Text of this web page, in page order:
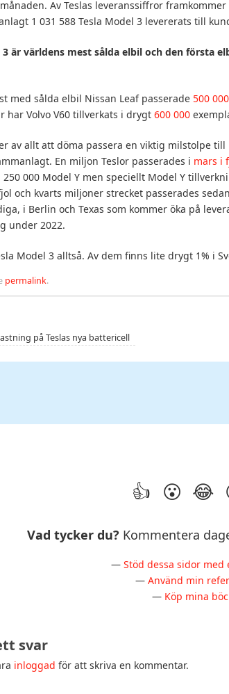
Av Teslas leveranssiffror
1 031 588 Tesla Model 3 levererats till
3 är världens mest sålda elbil och den första
med sålda elbil Nissan Leaf passerade 500 000
har Volvo V60 tillverkats i drygt 600 000
av allt att döma passera en viktig milstolpe
En miljon Teslor passerades i mars i
250 000 Model Y men speciellt Model Y
och kvarts miljoner strecket passerades
i Berlin och Texas som kommer öka på
under 2022.
Model 3 alltså. Av dem finns lite drygt 1% i
permalink.
på Teslas nya battericell
Vad tycker du? Kommentera
— Stöd dessa sidor med
— Använd min
— Köp mina
svar
inloggad för att skriva en kommentar.